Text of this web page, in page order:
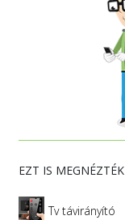
EZT IS MEGNÉZTÉK
Tv távirányító